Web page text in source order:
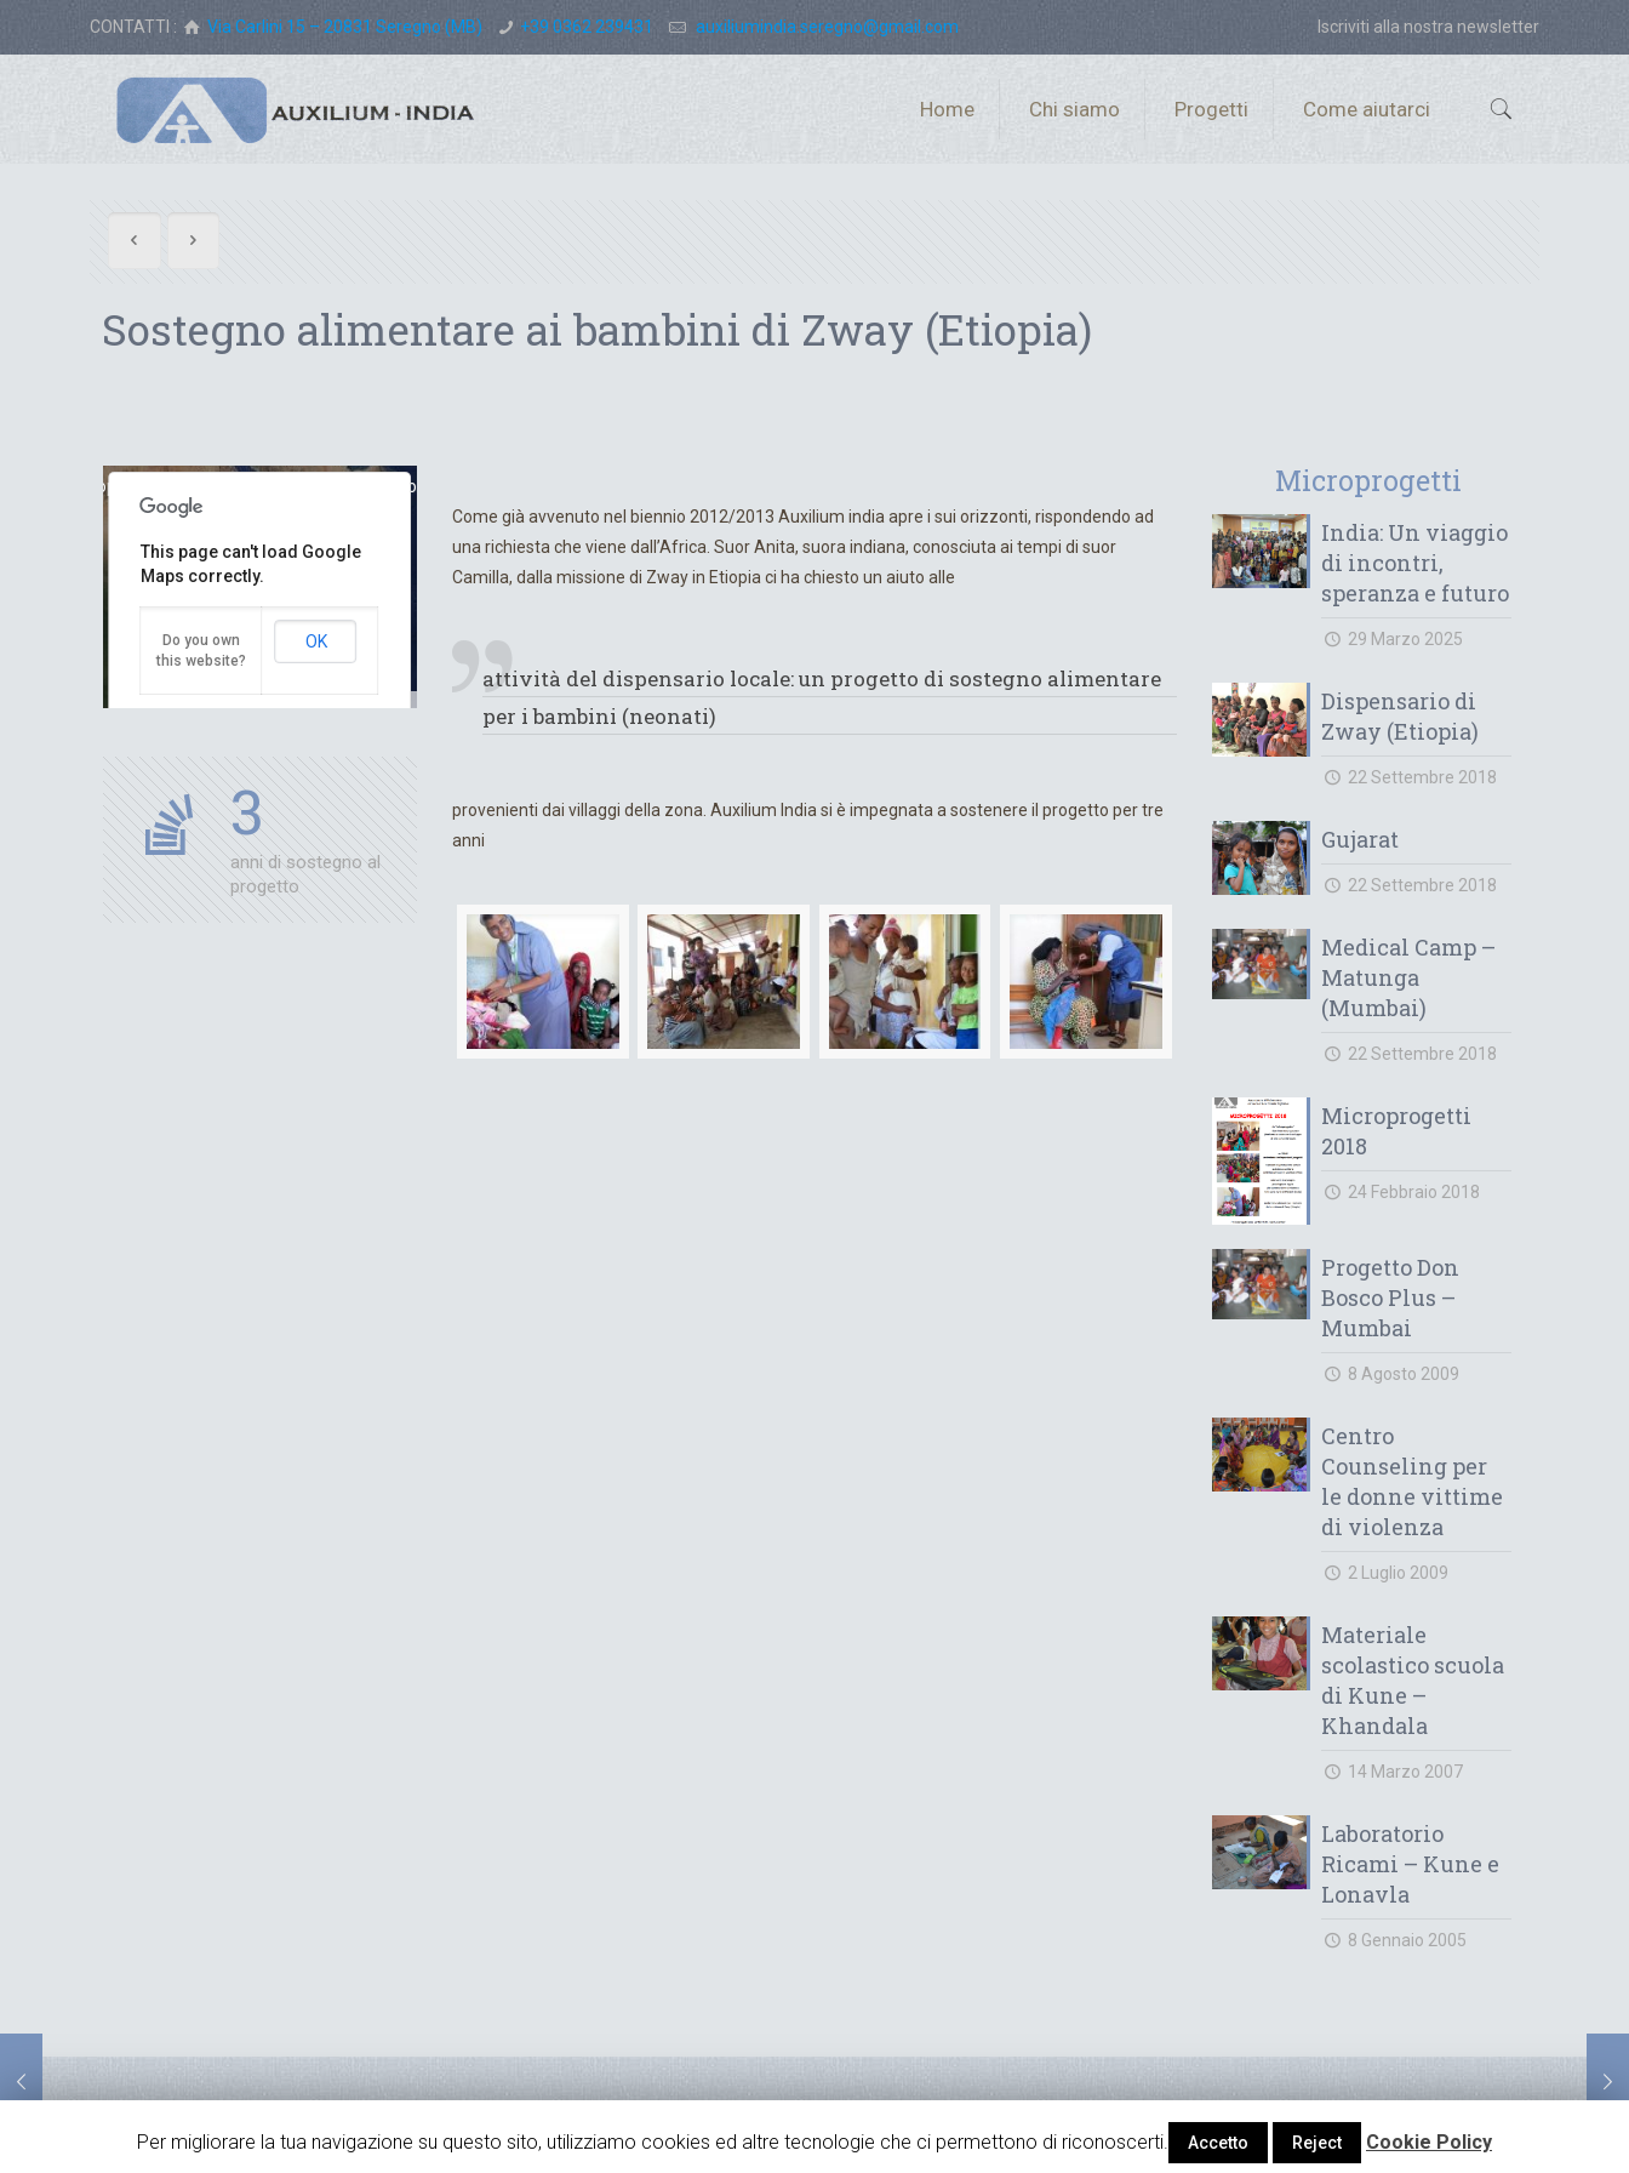
CONTATTI : Via Carlini 15 – 20831 Seregno (MB) +39 0362 239431 auxiliumindia.seregno@gmail.com Iscriviti alla nostra newsletter
Home Chi siamo Progetti Come aiutarci
Sostegno alimentare ai bambini di Zway (Etiopia)
For development purposes only For development purposes only
For development purposes only For development purposes only
Terms
This page can't load Google
Maps correctly.
Do you own
this website?
OK
3
anni di sostegno al
progetto
Come già avvenuto nel biennio 2012/2013 Auxilium india apre i sui orizzonti, rispondendo ad
una richiesta che viene dall’Africa. Suor Anita, suora indiana, conosciuta ai tempi di suor
Camilla, dalla missione di Zway in Etiopia ci ha chiesto un aiuto alle
attività del dispensario locale: un progetto di sostegno alimentare
per i bambini (neonati)
provenienti dai villaggi della zona. Auxilium India si è impegnata a sostenere il progetto per tre
anni
Microprogetti
India: Un viaggio
di incontri,
speranza e futuro
29 Marzo 2025
Dispensario di
Zway (Etiopia)
22 Settembre 2018
Gujarat
22 Settembre 2018
Medical Camp –
Matunga
(Mumbai)
22 Settembre 2018
Microprogetti
2018
24 Febbraio 2018
Progetto Don
Bosco Plus –
Mumbai
8 Agosto 2009
Centro
Counseling per
le donne vittime
di violenza
2 Luglio 2009
Materiale
scolastico scuola
di Kune –
Khandala
14 Marzo 2007
Laboratorio
Ricami – Kune e
Lonavla
8 Gennaio 2005
Per migliorare la tua navigazione su questo sito, utilizziamo cookies ed altre tecnologie che ci permettono di riconoscerti. Accetto Reject Cookie Policy